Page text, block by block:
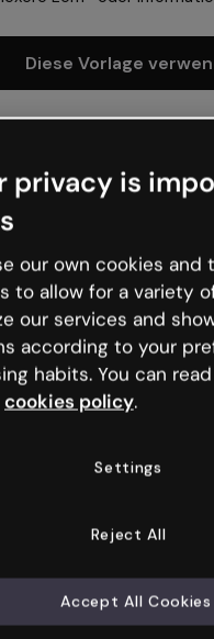
Diese Vorlage
animiertes Design
teilen oder
und andere Formate
anderes?
szenarien
dir auch gefallen
privacy is
our own cookies and
to allow for a variety
our services and
according to your
habits. You can
cookies policy.
Settings
Reject All
Accept All Cookies